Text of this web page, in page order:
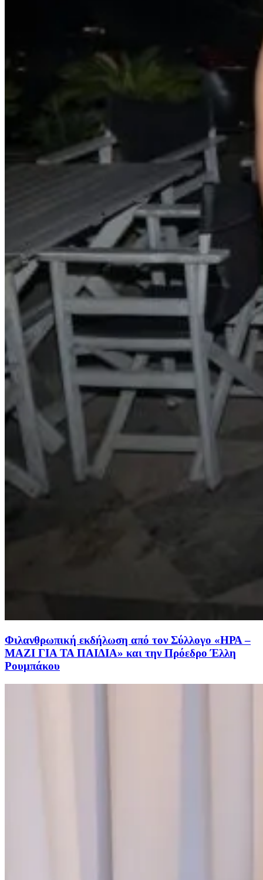
Φιλανθρωπική εκδήλωση από τον Σύλλογο «ΗΡΑ –
ΜΑΖΙ ΓΙΑ ΤΑ ΠΑΙΔΙΑ» και την Πρόεδρο Έλλη
Ρουμπάκου